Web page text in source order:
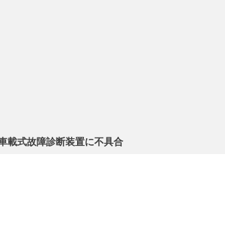
式故障診断装置に不具合